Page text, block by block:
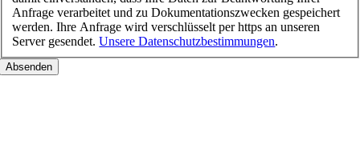
Anfrage verarbeitet und zu Dokumentationszwecken gespeichert
werden. Ihre Anfrage wird verschlüsselt per https an unseren
Server gesendet.Unsere Datenschutzbestimmungen.